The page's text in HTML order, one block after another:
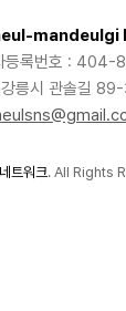
등록번호 : 404-
릉시 관솔길
트워크. All Rights